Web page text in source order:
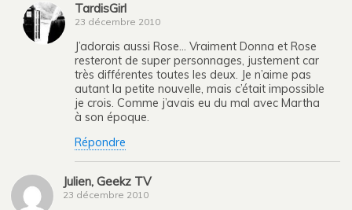
TardisGirl
23 décembre 2010
J’adorais aussi Rose… Vraiment Donna et Rose
resteront de super personnages, justement car
très différentes toutes les deux. Je n’aime pas
autant la petite nouvelle, mais c’était impossible
je crois. Comme j’avais eu du mal avec Martha
à son époque.
Répondre
Julien, Geekz TV
23 décembre 2010